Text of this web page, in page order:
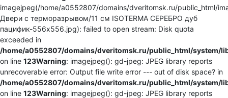
imagejpeg(/home/a0552807/domains/dveritomsk.ru/public_html/
Двери с терморазрывом/11 см ISOTERMA СЕРЕБРО дуб
пацифик-556x556.jpg): failed to open stream: Disk quota
exceeded in
/home/a0552807/domains/dveritomsk.ru/public_html/system/
on line 123Warning: imagejpeg(): gd-jpeg: JPEG library reports
unrecoverable error: Output file write error --- out of disk space? in
/home/a0552807/domains/dveritomsk.ru/public_html/system/
on line 123Warning: imagejpeg(): gd-jpeg: JPEG library reports